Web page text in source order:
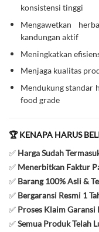
konsistensi tinggi
Mengawetkan
kandungan aktif
Meningkatkan
Menjaga kualitas
Mendukung standar
food grade
🏆 KENAPA HARUS
✅ Harga Sudah
✅ Menerbitkan Faktur
✅ Barang 100% Asli &
✅ Bergaransi Resmi 1
✅ Proses Klaim Garansi
✅Semua Produk Telah